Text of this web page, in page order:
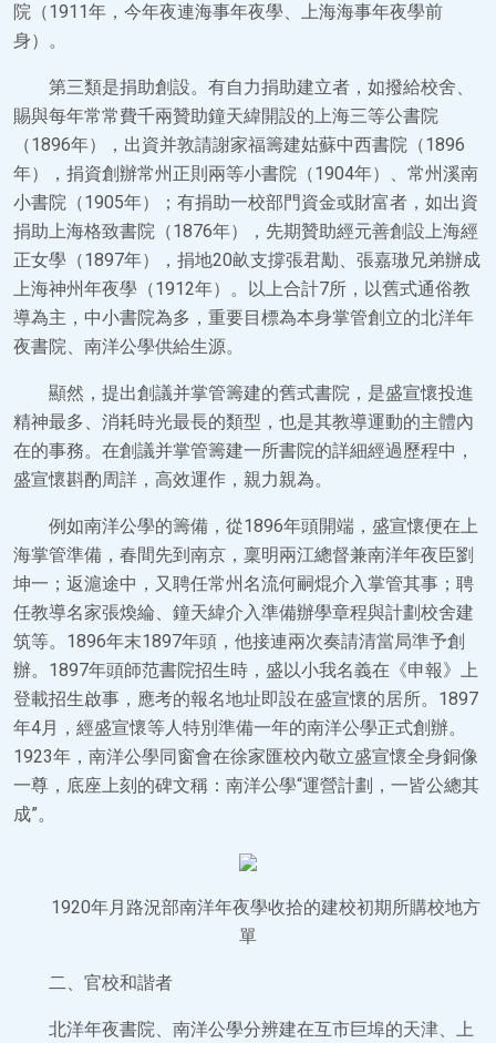
院（1911年，今年夜連海事年夜學、上海海事年夜學前
身）。
第三類是捐助創設。有自力捐助建立者，如撥給校舍、
賜與每年常常費千兩贊助鐘天緯開設的上海三等公書院
（1896年），出資并敦請謝家福籌建姑蘇中西書院（1896
年），捐資創辦常州正則兩等小書院（1904年）、常州溪南
小書院（1905年）；有捐助一校部門資金或財富者，如出資
捐助上海格致書院（1876年），先期贊助經元善創設上海經
正女學（1897年），捐地20畝支撐張君勱、張嘉璈兄弟辦成
上海神州年夜學（1912年）。以上合計7所，以舊式通俗教
導為主，中小書院為多，重要目標為本身掌管創立的北洋年
夜書院、南洋公學供給生源。
顯然，提出創議并掌管籌建的舊式書院，是盛宣懷投進
精神最多、消耗時光最長的類型，也是其教導運動的主體內
在的事務。在創議并掌管籌建一所書院的詳細經過歷程中，
盛宣懷斟酌周詳，高效運作，親力親為。
例如南洋公學的籌備，從1896年頭開端，盛宣懷便在上
海掌管準備，春間先到南京，稟明兩江總督兼南洋年夜臣劉
坤一；返滬途中，又聘任常州名流何嗣焜介入掌管其事；聘
任教導名家張煥綸、鐘天緯介入準備辦學章程與計劃校舍建
筑等。1896年末1897年頭，他接連兩次奏請清當局準予創
辦。1897年頭師范書院招生時，盛以小我名義在《申報》上
登載招生啟事，應考的報名地址即設在盛宣懷的居所。1897
年4月，經盛宣懷等人特別準備一年的南洋公學正式創辦。
1923年，南洋公學同窗會在徐家匯校內敬立盛宣懷全身銅像
一尊，底座上刻的碑文稱：南洋公學“運營計劃，一皆公總其
成”。
1920年月路況部南洋年夜學收拾的建校初期所購校地方
單
二、官校和諧者
北洋年夜書院、南洋公學分辨建在互市巨埠的天津、上